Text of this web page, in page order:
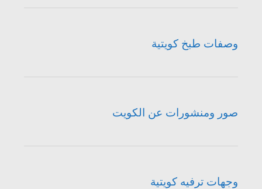
وصفات طبخ كويتية
صور ومنشورات عن الكويت
وجهات ترفيه كويتية